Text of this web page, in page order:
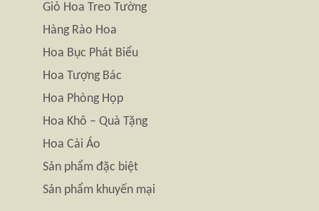
Giỏ Hoa Treo Tường
Hàng Rào Hoa
Hoa Bục Phát Biểu
Hoa Tượng Bác
Hoa Phòng Họp
Hoa Khô – Quà Tặng
Hoa Cài Áo
Sản phẩm đặc biệt
Sản phẩm khuyến mại